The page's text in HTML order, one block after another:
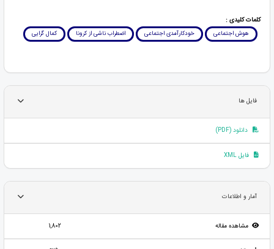
کلمات کلیدی :
هوش اجتماعی
خودکارآمدی اجتماعی اضطراب ناشی از کرونا کمال گرایی
فایل ها
دانلود (PDF)
فایل XML
آمار و اطلاعات
مشاهده مقاله 1,802